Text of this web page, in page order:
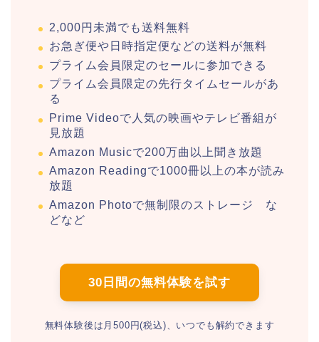
2,000円未満でも送料無料
お急ぎ便や日時指定便などの送料が無料
プライム会員限定のセールに参加できる
プライム会員限定の先行タイムセールがあ
る
Prime Videoで人気の映画やテレビ番組が
見放題
Amazon Musicで200万曲以上聞き放題
Amazon Readingで1000冊以上の本が読み
放題
Amazon Photoで無制限のストレージ な
どなど
30日間の無料体験を試す
無料体験後は月500円(税込)、いつでも解約できます